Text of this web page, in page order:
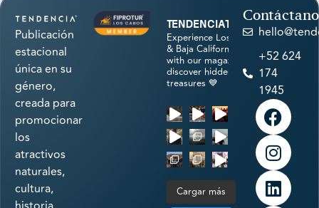
Publicación
estacional
única en su
género,
creada para
promocionar
los
atractivos
naturales,
cultura,
tendenciatravel
Experience Los Cabos
& Baja California Sur
with our magazine &
discover hidden
treasures 💙
Cargar más
+52 624
174
1945